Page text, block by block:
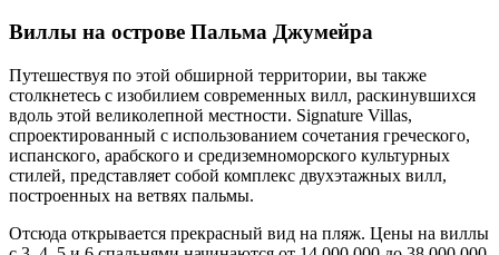
Виллы на острове Пальма Джумейра
Путешествуя по этой обширной территории, вы также
столкнетесь с изобилием современных вилл, раскинувшихся
вдоль этой великолепной местности. Signature Villas,
спроектированный с использованием сочетания греческого,
испанского, арабского и средиземноморского культурных
стилей, представляет собой комплекс двухэтажных вилл,
построенных на ветвях пальмы.
Отсюда открывается прекрасный вид на пляж. Цены на виллы